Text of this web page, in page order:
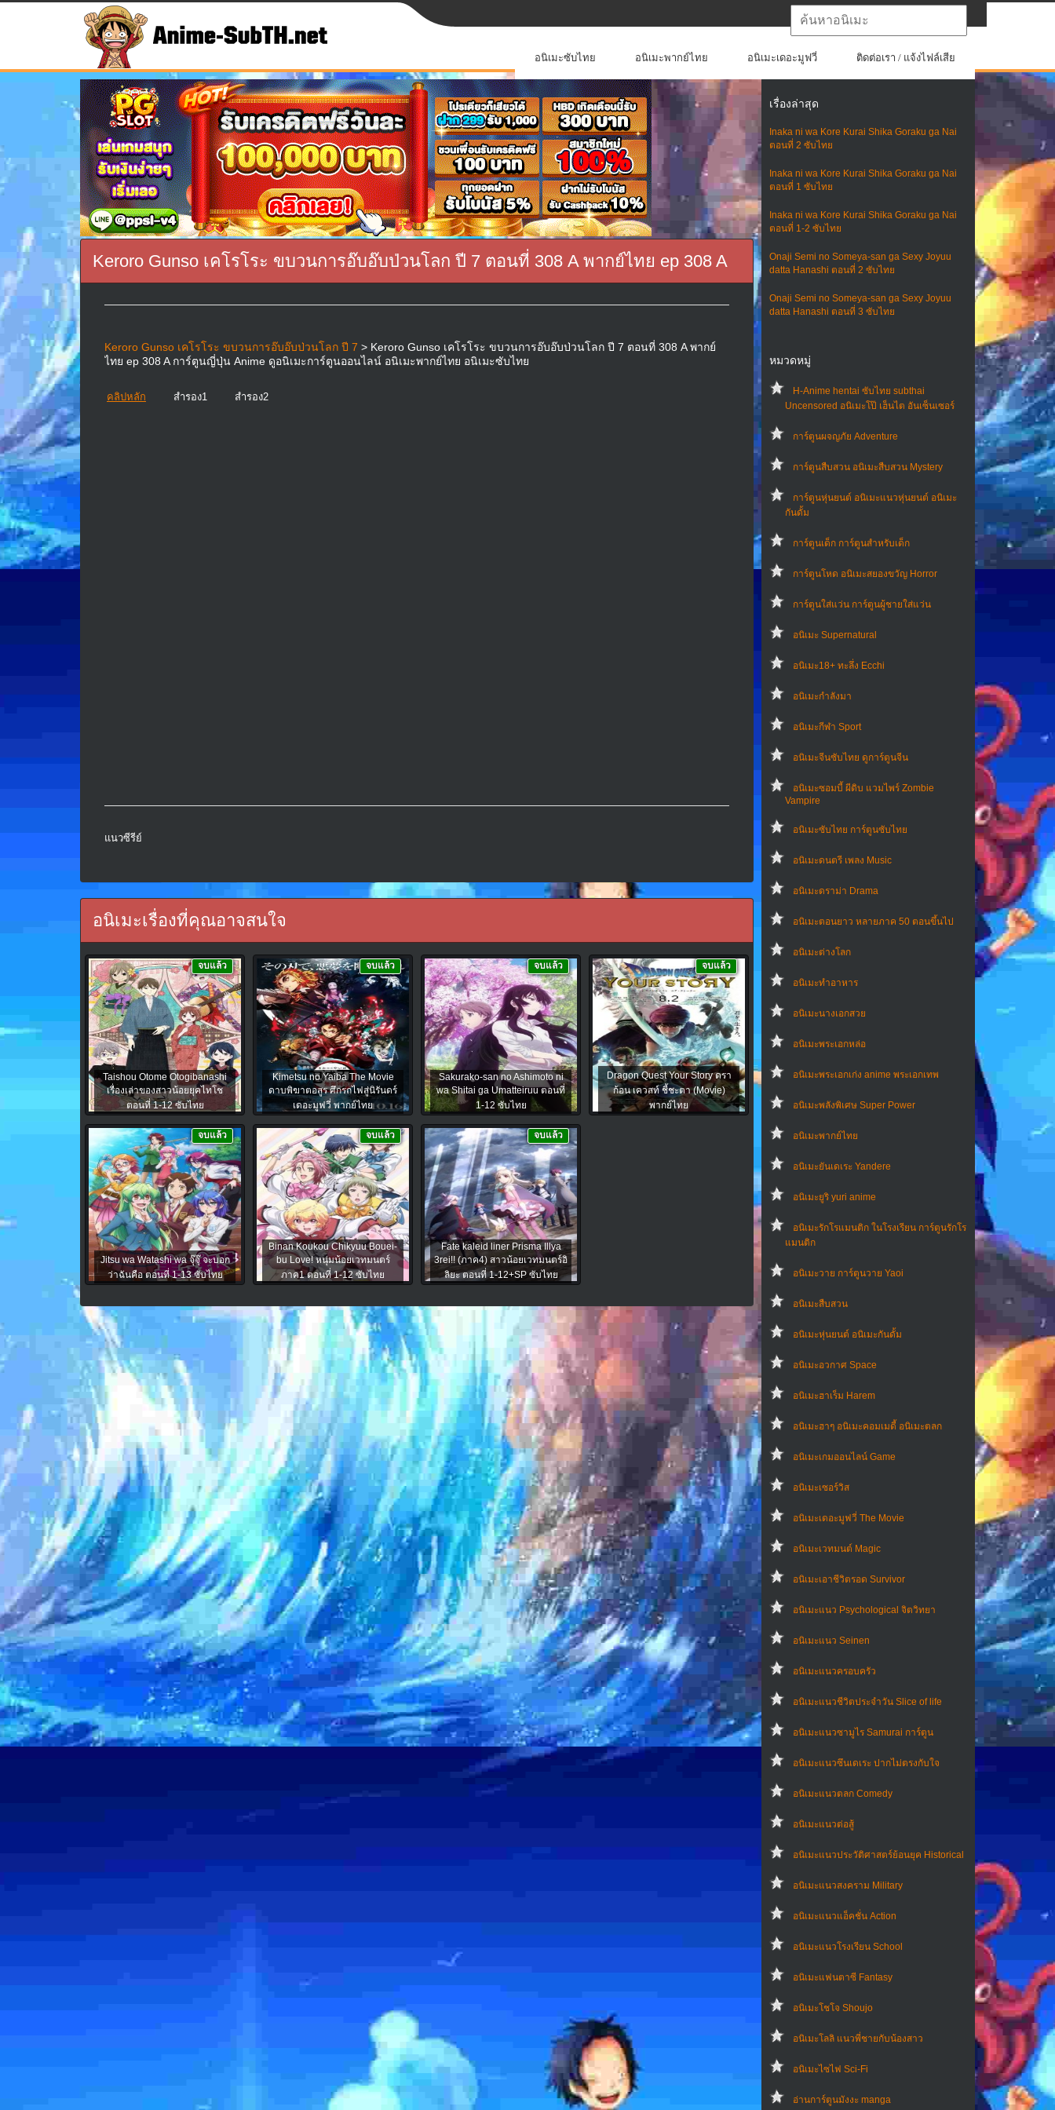
อนิเมะซับไทย อนิเมะพากย์ไทย อนิเมะเดอะมูฟวี่ ติดต่อเรา / แจ้งไฟล์เสีย
เรื่องล่าสุด
Inaka ni wa Kore Kurai Shika Goraku ga Nai
ตอนที่ 2 ซับไทย
Inaka ni wa Kore Kurai Shika Goraku ga Nai
ตอนที่ 1 ซับไทย
Inaka ni wa Kore Kurai Shika Goraku ga Nai
ตอนที่ 1-2 ซับไทย
Onaji Semi no Someya-san ga Sexy Joyuu
datta Hanashi ตอนที่ 2 ซับไทย
Onaji Semi no Someya-san ga Sexy Joyuu
datta Hanashi ตอนที่ 3 ซับไทย
หมวดหมู่
H-Anime hentai ซับไทย subthai
Uncensored อนิเมะโป๊ เฮ็นไต อันเซ็นเซอร์
การ์ตูนผจญภัย Adventure
การ์ตูนสืบสวน อนิเมะสืบสวน Mystery
การ์ตูนหุ่นยนต์ อนิเมะแนวหุ่นยนต์ อนิเมะ
กันดั้ม
การ์ตูนเด็ก การ์ตูนสำหรับเด็ก
การ์ตูนโหด อนิเมะสยองขวัญ Horror
การ์ตูนใส่แว่น การ์ตูนผู้ชายใส่แว่น
อนิเมะ Supernatural
อนิเมะ18+ ทะลึ่ง Ecchi
อนิเมะกำลังมา
อนิเมะกีฬา Sport
อนิเมะจีนซับไทย ดูการ์ตูนจีน
อนิเมะซอมบี้ ผีดิบ แวมไพร์ Zombie
Vampire
อนิเมะซับไทย การ์ตูนซับไทย
อนิเมะดนตรี เพลง Music
อนิเมะดราม่า Drama
อนิเมะตอนยาว หลายภาค 50 ตอนขึ้นไป
อนิเมะต่างโลก
อนิเมะทําอาหาร
อนิเมะนางเอกสวย
อนิเมะพระเอกหล่อ
อนิเมะพระเอกเก่ง anime พระเอกเทพ
อนิเมะพลังพิเศษ Super Power
อนิเมะพากย์ไทย
อนิเมะยันเดเระ Yandere
อนิเมะยูริ yuri anime
อนิเมะรักโรแมนติก ในโรงเรียน การ์ตูนรักโร
แมนติก
อนิเมะวาย การ์ตูนวาย Yaoi
อนิเมะสืบสวน
อนิเมะหุ่นยนต์ อนิเมะกันดั้ม
อนิเมะอวกาศ Space
อนิเมะฮาเร็ม Harem
อนิเมะฮาๆ อนิเมะคอมเมดี้ อนิเมะตลก
อนิเมะเกมออนไลน์ Game
อนิเมะเซอร์วิส
อนิเมะเดอะมูฟวี่ The Movie
อนิเมะเวทมนต์ Magic
อนิเมะเอาชีวิตรอด Survivor
อนิเมะแนว Psychological จิตวิทยา
อนิเมะแนว Seinen
อนิเมะแนวครอบครัว
อนิเมะแนวชีวิตประจําวัน Slice of life
อนิเมะแนวซามูไร Samurai การ์ตูน
อนิเมะแนวซึนเดเระ ปากไม่ตรงกับใจ
อนิเมะแนวตลก Comedy
อนิเมะแนวต่อสู้
อนิเมะแนวประวัติศาสตร์ย้อนยุค Historical
อนิเมะแนวสงคราม Military
อนิเมะแนวแอ็คชั่น Action
อนิเมะแนวโรงเรียน School
อนิเมะแฟนตาซี Fantasy
อนิเมะโชโจ Shoujo
อนิเมะโลลิ แนวพี่ชายกับน้องสาว
อนิเมะไซไฟ Sci-Fi
อ่านการ์ตูนมังงะ manga
Keroro Gunso เคโรโระ ขบวนการอ๊บอ๊บป่วนโลก ปี 7 ตอนที่ 308 A พากย์ไทย ep 308 A
Keroro Gunso เคโรโระ ขบวนการอ๊บอ๊บป่วนโลก ปี 7 > Keroro Gunso เคโรโระ ขบวนการอ๊บอ๊บป่วนโลก ปี 7 ตอนที่ 308 A พากย์
ไทย ep 308 A การ์ตูนญี่ปุ่น Anime ดูอนิเมะการ์ตูนออนไลน์ อนิเมะพากย์ไทย อนิเมะซับไทย
คลิปหลัก สำรอง1 สำรอง2
แนวซีรีย์
อนิเมะเรื่องที่คุณอาจสนใจ
Taishou Otome Otogibanashi
เรื่องเล่าของสาวน้อยยุคไทโช
ตอนที่ 1-12 ซับไทย
จบแล้ว
Kimetsu no Yaiba The Movie
ดาบพิฆาตอสูร ศึกรถไฟสู่นิรันดร์
เดอะมูฟวี่ พากย์ไทย
จบแล้ว
Sakurako-san no Ashimoto ni
wa Shitai ga Umatteiruu ตอนที่
1-12 ซับไทย
จบแล้ว
Dragon Quest Your Story ดรา
ก้อน เควสท์ ชี้ชะตา (Movie)
พากย์ไทย
จบแล้ว
Jitsu wa Watashi wa จุ๊จุ๊ จะบอก
ว่าฉันคือ ตอนที่ 1-13 ซับไทย
จบแล้ว
Binan Koukou Chikyuu Bouei-
bu Love! หนุ่มน้อยเวทมนตร์
ภาค1 ตอนที่ 1-12 ซับไทย
จบแล้ว
Fate kaleid liner Prisma Illya
3rei!! (ภาค4) สาวน้อยเวทมนตร์อิ
ลิยะ ตอนที่ 1-12+SP ซับไทย
จบแล้ว